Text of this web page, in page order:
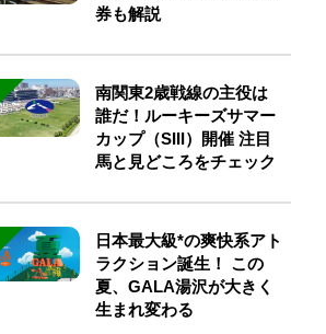
券も解説
南関東2歳戦線の主役は
誰だ！ルーキーズサマー
カップ（SIII）開催 注目
馬と見どころをチェック
日本最大級*の爽快系アト
ラクション誕生！ この
夏、GALA湯沢が大きく
生まれ変わる